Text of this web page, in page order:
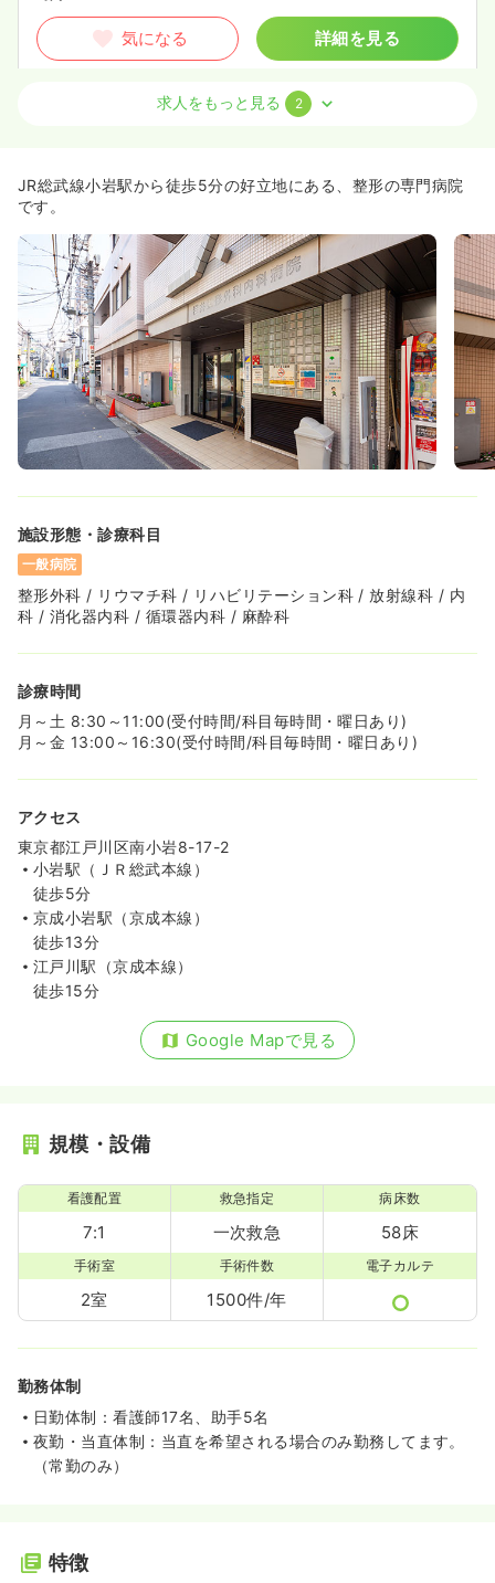
気になる 詳細を見る
正看護師 / 管理職
給与
時間
8:30～17:00
日祝休み
年間休日120日 4週8休以上 年収600万円以上可
気になる 詳細を見る
オペ室(手術室) 正・准看護師 一般病院
日勤のみ（常勤） 一時募集休止
時間 8:15～16:45
日祝休み
月給31万円以上可
気になる
求人をもっと見る 2
JR総武線小岩駅から徒歩5分の好立地にある、整形の専門病院
です。
施設形態・診療科目
一般病院
整形外科 / リウマチ科 / リハビリテーション科 / 放射線科 / 内
科 / 消化器内科 / 循環器内科 / 麻酔科
診療時間
月～土 8:30～11:00(受付時間/科目毎時間・曜日あり)
月～金 13:00～16:30(受付時間/科目毎時間・曜日あり)
アクセス
東京都江戸川区南小岩8-17-2
小岩駅（ＪＲ総武本線）
徒歩5分
京成小岩駅（京成本線）
徒歩13分
江戸川駅（京成本線）
徒歩15分
Google Mapで見る
規模・設備
看護配置
7:1
救急指定
一次救急
病床数
58床
手術室
2室
手術件数
1500件/年
電子カルテ
勤務体制
日勤体制：看護師17名、助手5名
夜勤・当直体制：当直を希望される場合のみ勤務してます。
（常勤のみ）
特徴